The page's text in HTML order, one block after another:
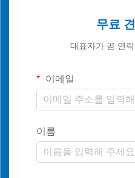
무료
대표자가 곧 연
이메일
이름